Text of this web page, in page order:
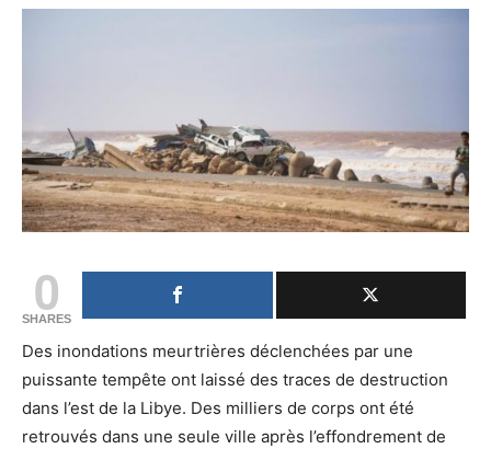
0
SHARES
Des inondations meurtrières déclenchées par une
puissante tempête ont laissé des traces de destruction
dans l’est de la Libye. Des milliers de corps ont été
retrouvés dans une seule ville après l’effondrement de